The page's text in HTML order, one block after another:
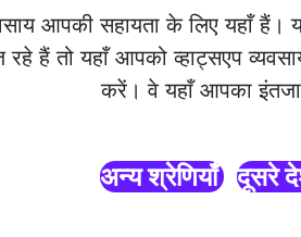
आपकी सहायता के लिए यहाँ
हैं तो यहाँ आपको व्हाट्सएप
करें। वे यहाँ आपका
अन्य श्रेणियाँ दूसरे